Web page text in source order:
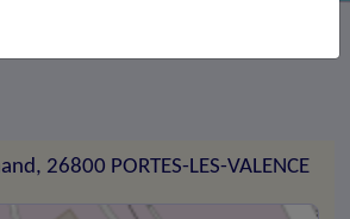
26800 PORTES-LES-VALENCE